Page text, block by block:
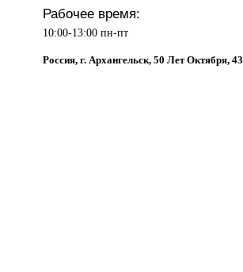
Рабочее время:
10:00-13:00 пн-пт
Россия, г. Архангельск, 50 Лет Октября, 43